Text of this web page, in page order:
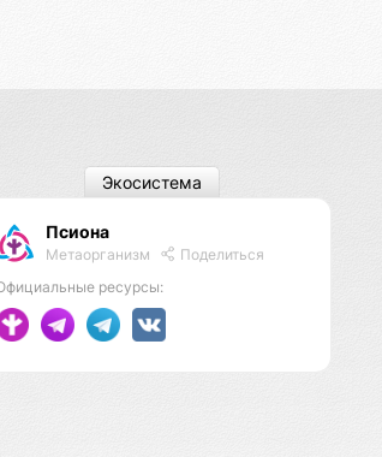
Псиона
Метаорганизм
Поделиться
ресурсы:
Экосистема